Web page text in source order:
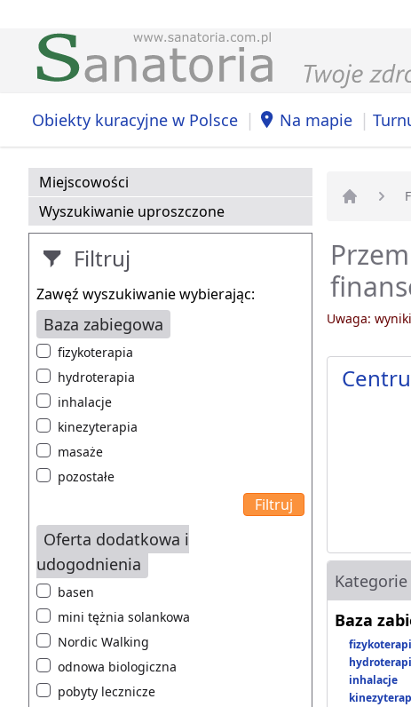
Obiekty kuracyjne w Polsce | Na mapie |
Miejscowości
Wyszukiwanie uproszczone
Filtruj
Zawęź wyszukiwanie wybierając:
Baza zabiegowa
fizykoterapia
hydroterapia
inhalacje
kinezyterapia
masaże
pozostałe
Oferta dodatkowa i
udogodnienia
basen
mini tężnia solankowa
Nordic Walking
odnowa biologiczna
pobyty lecznicze
Uwaga:
Kategorie
Baza
inhalacje